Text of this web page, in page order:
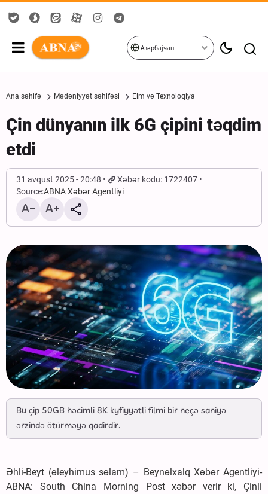
Азәрбајҹан
Ana səhifə Mədəniyyət səhifəsi Elm və Texnoloqiya
Çin dünyanın ilk 6G çipini təqdim
etdi
31 avqust 2025 - 20:48
Xəbər kodu: 1722407
Source:ABNA Xəbər Agentliyi
Bu çip 50GB həcimli 8K kyfiyyətli filmi bir neçə saniyə
ərzində ötürməyə qadirdir.
Əhli-Beyt (əleyhimus səlam) – Beynəlxalq Xəbər Agentliyi-
ABNA: South China Morning Post xəbər verir ki, Çinli